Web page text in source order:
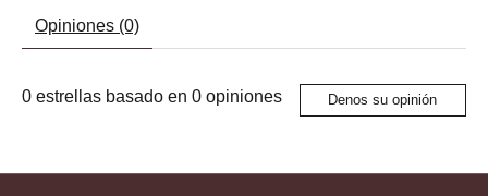
Opiniones (0)
0 estrellas basado en 0 opiniones Denos su opinión